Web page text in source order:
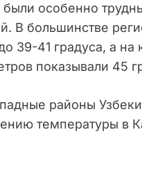
особенно
В большинстве
39-41 градуса, а на
показывали 45
районы
температуры в